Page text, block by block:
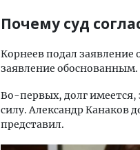
Почему суд
Корнеев подал
заявление обоснованным.
Во-первых, долг
силу. Александр Канаков
представил.